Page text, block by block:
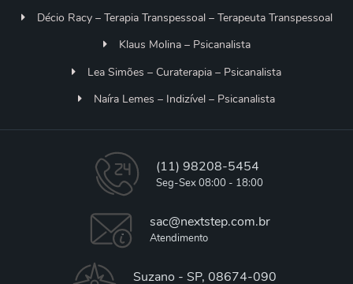
Décio Racy – Terapia Transpessoal – Terapeuta Transpessoal
Klaus Molina – Psicanalista
Lea Simões – Curaterapia – Psicanalista
Naíra Lemes – Indizível – Psicanalista
(11) 98208-5454
Seg-Sex 08:00 - 18:00
sac@nextstep.com.br
Atendimento
Suzano - SP, 08674-090